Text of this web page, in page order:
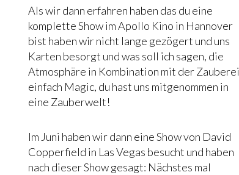
Als wir dann erfahren haben das du eine
komplette Show im Apollo Kino in Hannover
bist haben wir nicht lange gezögert und uns
Karten besorgt und was soll ich sagen, die
Atmosphäre in Kombination mit der Zauberei
einfach Magic, du hast uns mitgenommen in
eine Zauberwelt!
Im Juni haben wir dann eine Show von David
Copperfield in Las Vegas besucht und haben
nach dieser Show gesagt: Nächstes mal